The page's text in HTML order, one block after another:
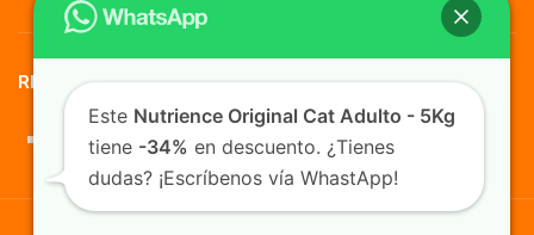
REDES SOCIALES
TusMascotas.cl
Este Nutrience Original Cat Adulto - 5Kg
tiene -34% en descuento. ¿Tienes
dudas? ¡Escríbenos vía WhastApp!